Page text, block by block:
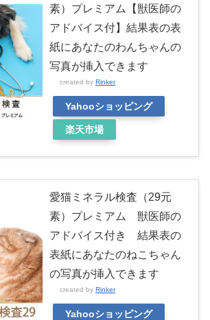
素）プレミアム【獣医師の
アドバイス付】結果表の表
紙にあなたのわんちゃんの
写真が挿入できます
created by Rinker
Yahooショッピング
楽天市場
愛猫ミネラル検査（29元
素）プレミアム 獣医師の
アドバイス付き 結果表の
表紙にあなたのねこちゃん
の写真が挿入できます
created by Rinker
Yahooショッピング